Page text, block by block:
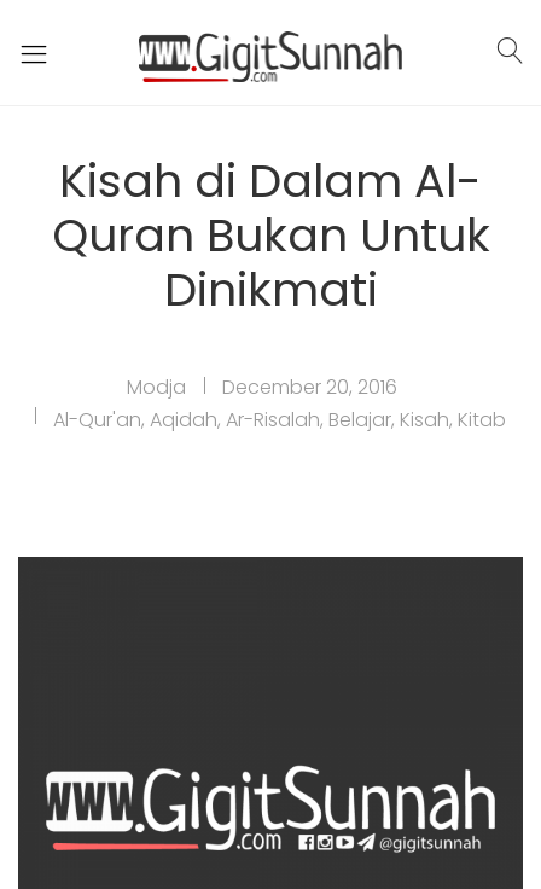
Kisah di Dalam Al-
Quran Bukan Untuk
Dinikmati
Modja
December 20, 2016
Al-Qur'an, Aqidah, Ar-Risalah, Belajar, Kisah, Kitab